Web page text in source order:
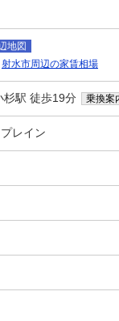
地図
射水市周辺の家賃相場
杉駅 徒歩19分 乗換案
レイン